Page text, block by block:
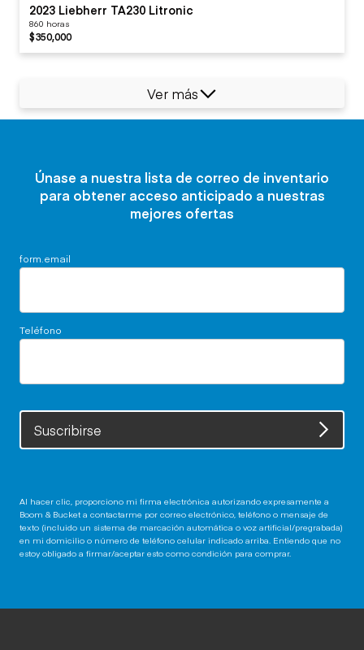
2023 Liebherr TA230 Litronic
860 horas
$350,000
Ver más
Únase a nuestra lista de correo de inventario
para obtener acceso anticipado a nuestras
mejores ofertas
form.email
Teléfono
Suscribirse
Al hacer clic, proporciono mi firma electrónica autorizando expresamente a
Boom & Bucket a contactarme por correo electrónico, teléfono o mensaje de
texto (incluido un sistema de marcación automática o voz artificial/pregrabada)
en mi domicilio o número de teléfono celular indicado arriba. Entiendo que no
estoy obligado a firmar/aceptar esto como condición para comprar.